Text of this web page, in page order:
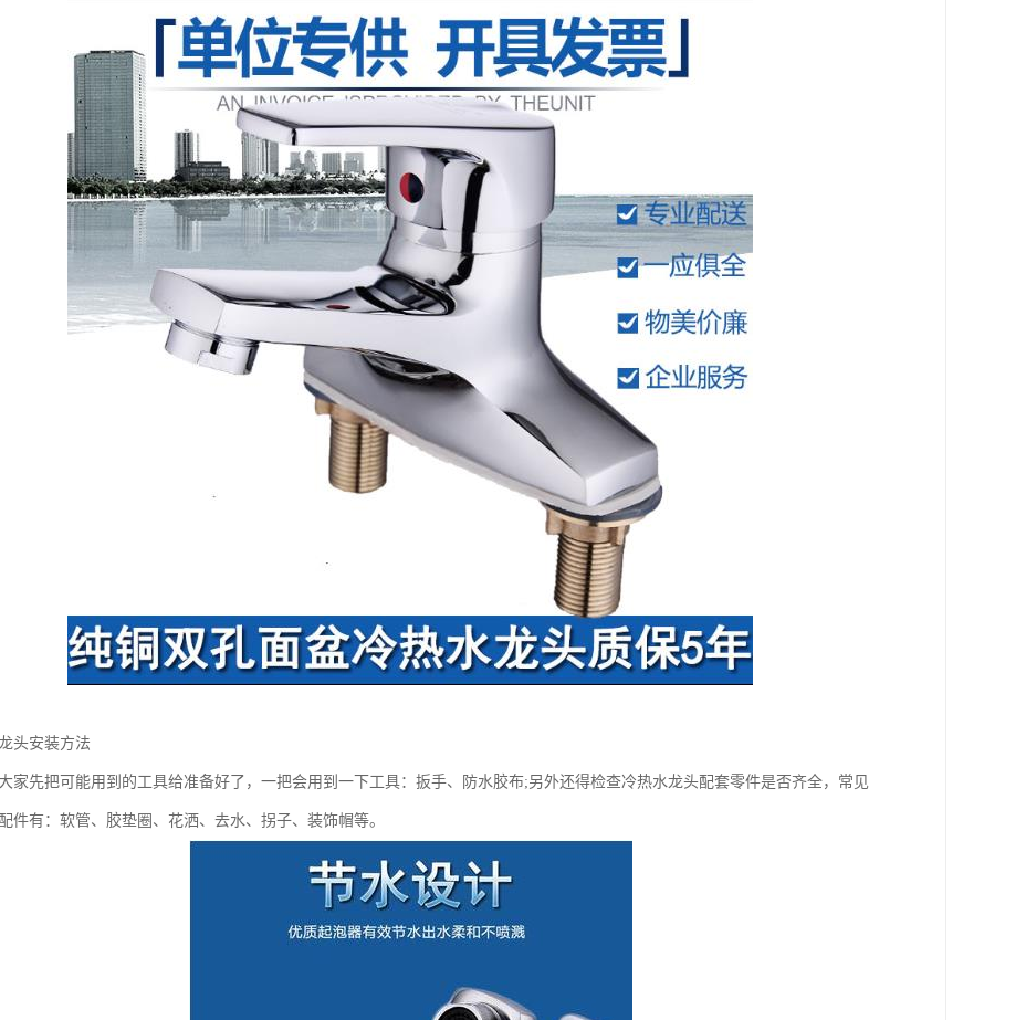
头安装方法
家先把可能用到的工具给准备好了，一把会用到一下工具：扳手、防水胶布;另外还得检查冷热水龙头配套零件是否齐全，常见
件有：软管、胶垫圈、花洒、去水、拐子、装饰帽等。